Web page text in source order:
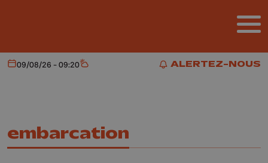
ALERTEZ-NOUS
ALERTEZ-NOUS
Aujourd'hui
09/08/26 - 09:20 Météo
embarcation